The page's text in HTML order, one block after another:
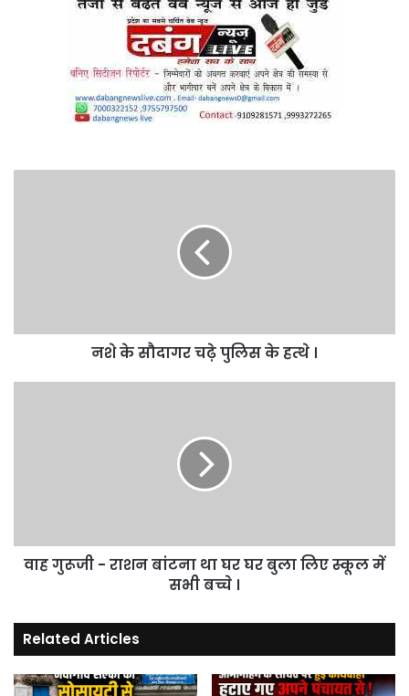
नशे के सौदागर चढ़े पुलिस के हत्थे ।
बुला
लिए
सभी
बच्चे
।
वाह गुरूजी - राशन बांटना था घर घर बुला लिए स्कूल में
सभी बच्चे ।
Related Articles